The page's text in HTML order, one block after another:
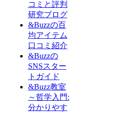
コミと評判
研究ブログ
&Buzzの百
均アイテム
口コミ紹介
&Buzzの
SNSスター
トガイド
&Buzz教室
～哲学入門:
分かりやす